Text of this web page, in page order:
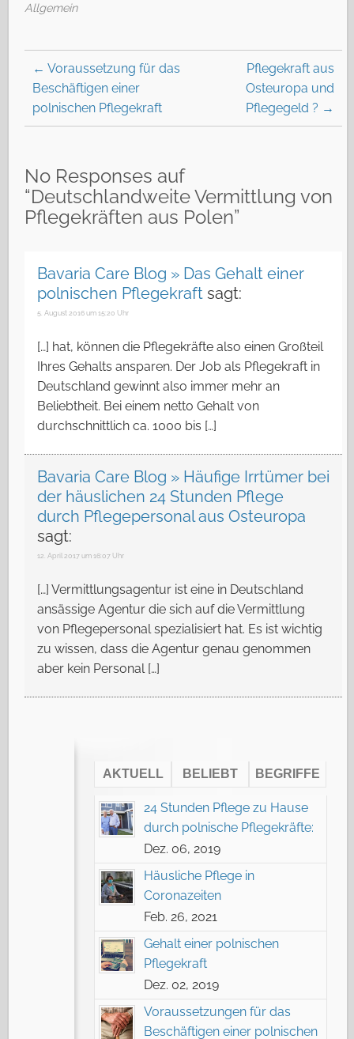
Allgemein
← Voraussetzung für das
Beschäftigen einer
polnischen Pflegekraft
Pflegekraft aus
Osteuropa und
Pflegegeld ? →
No Responses auf
“Deutschlandweite Vermittlung von
Pflegekräften aus Polen”
Bavaria Care Blog » Das Gehalt einer
polnischen Pflegekraft sagt:
5. August 2016 um 15:20 Uhr
[…] hat, können die Pflegekräfte also einen Großteil
Ihres Gehalts ansparen. Der Job als Pflegekraft in
Deutschland gewinnt also immer mehr an
Beliebtheit. Bei einem netto Gehalt von
durchschnittlich ca. 1000 bis […]
Bavaria Care Blog » Häufige Irrtümer bei
der häuslichen 24 Stunden Pflege
durch Pflegepersonal aus Osteuropa
sagt:
12. April 2017 um 16:07 Uhr
[…] Vermittlungsagentur ist eine in Deutschland
ansässige Agentur die sich auf die Vermittlung
von Pflegepersonal spezialisiert hat. Es ist wichtig
zu wissen, dass die Agentur genau genommen
aber kein Personal […]
AKTUELL BELIEBT BEGRIFFE
24 Stunden Pflege zu Hause
durch polnische Pflegekräfte:
Dez. 06, 2019
Häusliche Pflege in
Coronazeiten
Feb. 26, 2021
Gehalt einer polnischen
Pflegekraft
Dez. 02, 2019
Voraussetzungen für das
Beschäftigen einer polnischen